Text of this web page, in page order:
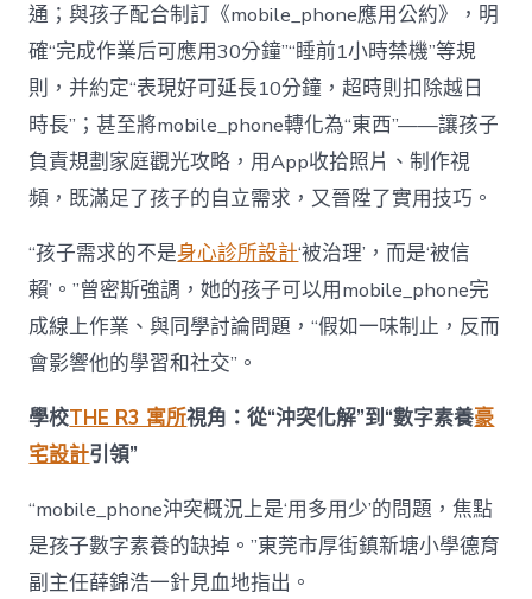
通；與孩子配合制訂《mobile_phone應用公約》，明
確“完成作業后可應用30分鐘”“睡前1小時禁機”等規
則，并約定“表現好可延長10分鐘，超時則扣除越日
時長”；甚至將mobile_phone轉化為“東西”——讓孩子
負責規劃家庭觀光攻略，用App收拾照片、制作視
頻，既滿足了孩子的自立需求，又晉陞了實用技巧。
“孩子需求的不是身心診所設計‘被治理’，而是‘被信
賴’。”曾密斯強調，她的孩子可以用mobile_phone完
成線上作業、與同學討論問題，“假如一味制止，反而
會影響他的學習和社交”。
學校THE R3 寓所視角：從“沖突化解”到“數字素養豪
宅設計引領”
“mobile_phone沖突概況上是‘用多用少’的問題，焦點
是孩子數字素養的缺掉。”東莞市厚街鎮新塘小學德育
副主任薛錦浩一針見血地指出。